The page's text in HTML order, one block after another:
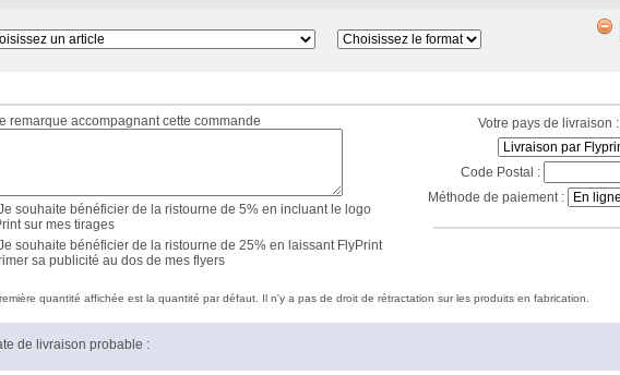
remarque accompagnant cette commande
souhaite bénéficier de la ristourne de 5% en incluant le logo
sur mes tirages
souhaite bénéficier de la ristourne de 25% en laissant FlyPrint
sa publicité au dos de mes flyers
Votre pays de livraison :
Code Postal :
Méthode de paiement :
quantité affichée est la quantité par défaut. Il n'y a pas de droit de rétractation sur les produits en fabrication.
de livraison probable :